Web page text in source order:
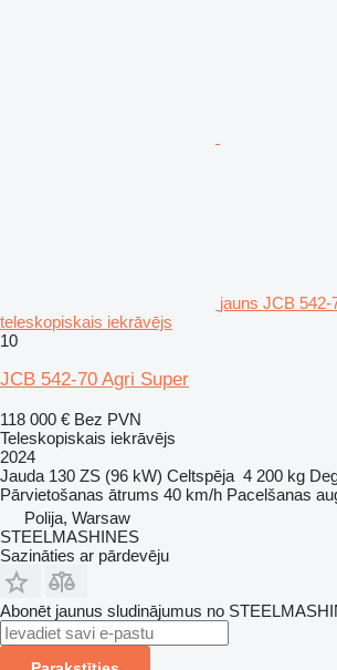
jauns JCB 542-
teleskopiskais iekrāvējs
10
JCB 542-70 Agri Super
118 000 € Bez PVN
Teleskopiskais iekrāvējs
2024
Jauda 130 ZS (96 kW) Celtspēja 4 200 kg
Pārvietošanas ātrums 40 km/h Pacelšanas
Polija, Warsaw
STEELMASHINES
Sazināties ar pārdevēju
Abonēt jaunus sludinājumus no